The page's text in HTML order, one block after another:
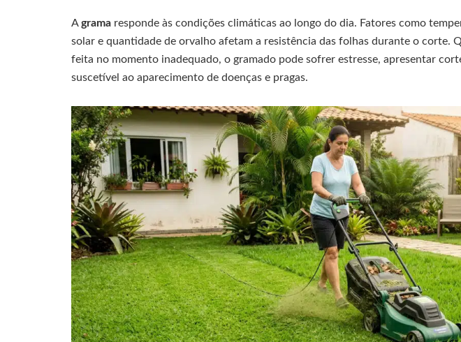
Agrama responde às condições climáticas ao longo do dia. Fatores como
solar e quantidade de orvalho afetam a resistência das folhas durante o corte.
feita no momento inadequado, o gramado pode sofrer estresse, apresentar
suscetível ao aparecimento de doenças e pragas.